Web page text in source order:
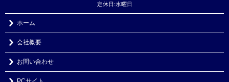
定休日:水曜日
ホーム
会社概要
お問い合わせ